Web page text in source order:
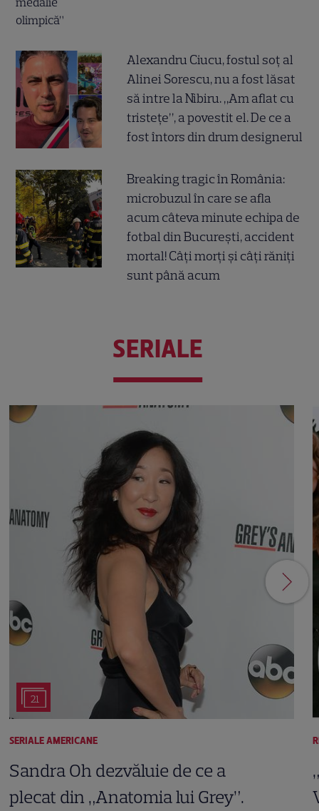
Alexandru Ciucu, fostul soț al
Alinei Sorescu, nu a fost lăsat
să intre la Nibiru. „Am aflat cu
tristețe”, a povestit el. De ce a
fost întors din drum designerul
Breaking tragic în România:
microbuzul în care se afla
acum câteva minute echipa de
fotbal din București, accident
mortal! Câți morți și câți răniți
sunt până acum
SERIALE
21
SERIALE AMERICANE
Sandra Oh dezvăluie de ce a
plecat din „Anatomia lui Grey”.